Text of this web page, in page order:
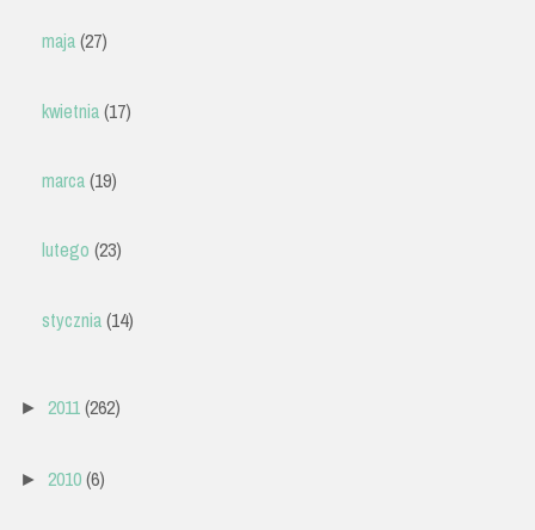
maja(27)
kwietnia(17)
marca(19)
lutego (23)
stycznia(14)
► 2011(262)
► 2010(6)